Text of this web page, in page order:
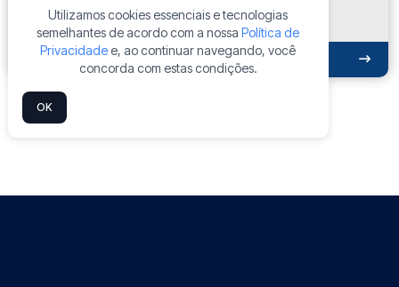
ORÇAR NO WHATSAPP
Utilizamos cookies essenciais e tecnologias
semelhantes de acordo com a nossaPolítica de
Privacidade e, ao continuar navegando, você
concorda com estas condições.
OK